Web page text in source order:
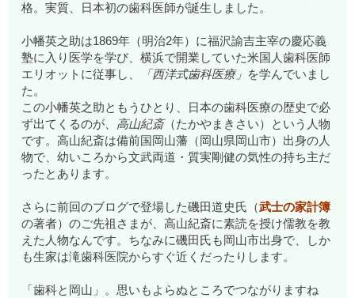
格。実質、日本初の歯科医師が誕生しました。
小幡英之助は1869年（明治2年）に福沢諭吉主宰の慶応義
塾に入り医学を学び、横浜で開業していた米国人歯科医師
エリオットに従事し、
「西洋式歯科医療」 を学んでいまし
た。
この小幡英之助ともうひとり、日本の歯科医療の歴史で必
ず出てくるのが、 高山紀斎（たかやまきさい）という人物
です。高山紀斎は備前国岡山藩（岡山県岡山市）出身の人
物で、幼いころから文武両道・質実剛健の気性の持ち主だ
ったとあります。
さらに前回のブログで登場した磯田道史氏（武士の家計簿
の著者）のご先祖さまが、高山紀斎に素読を授け儒教を教
えた人物なんです。ちなみに磯田氏も岡山市出身で、しか
も生家は滝歯科医院からすぐ近くだったりします。
「歯科と岡山」。思いもよらぬところでつながりますね